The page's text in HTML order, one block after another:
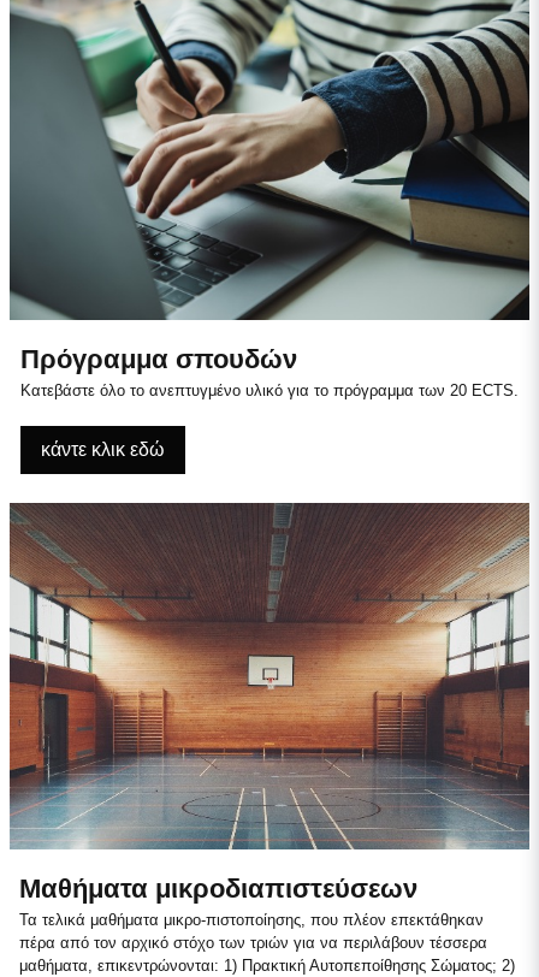
Πρόγραμμα σπουδών
Κατεβάστε όλο το ανεπτυγμένο υλικό για το πρόγραμμα των 20 ECTS.
κάντε κλικ εδώ
Μαθήματα μικροδιαπιστεύσεων
Τα τελικά μαθήματα μικρο-πιστοποίησης, που πλέον επεκτάθηκαν
πέρα από τον αρχικό στόχο των τριών για να περιλάβουν τέσσερα
μαθήματα, επικεντρώνονται: 1) Πρακτική Αυτοπεποίθησης Σώματος; 2)